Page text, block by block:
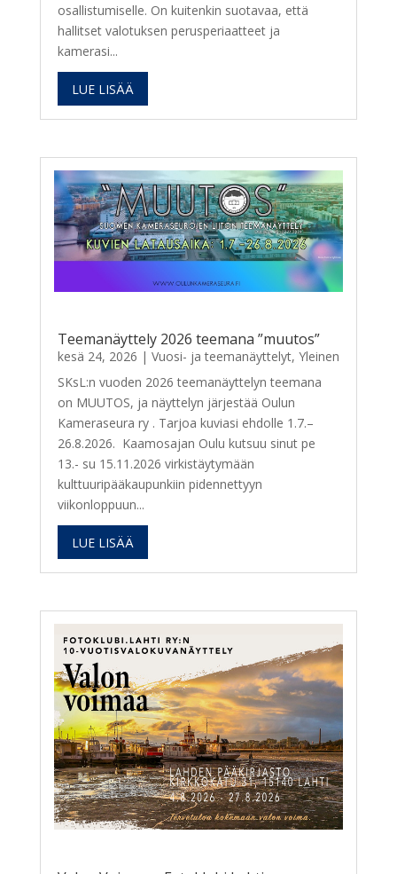
osallistumiselle. On kuitenkin suotavaa, että
hallitset valotuksen perusperiaatteet ja
kamerasi...
LUE LISÄÄ
Teemanäyttely 2026 teemana ”muutos”
kesä 24, 2026 | Vuosi- ja teemanäyttelyt, Yleinen
SKsL:n vuoden 2026 teemanäyttelyn teemana
on MUUTOS, ja näyttelyn järjestää Oulun
Kameraseura ry . Tarjoa kuviasi ehdolle 1.7.–
26.8.2026. Kaamosajan Oulu kutsuu sinut pe
13.- su 15.11.2026 virkistäytymään
kulttuuripääkaupunkiin pidennettyyn
viikonloppuun...
LUE LISÄÄ